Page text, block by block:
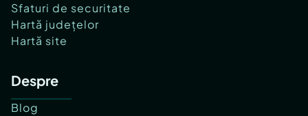
Sfaturi de securitate
Hartă județelor
Hartă site
Despre
Blog